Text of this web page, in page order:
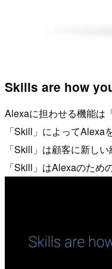
Skills are how
Alexaに担わせる機能は
「Skill」によってAlexa
「Skill」は顧客に新し
「Skill」はAlexaのため